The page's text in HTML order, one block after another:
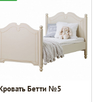
Бетти №5